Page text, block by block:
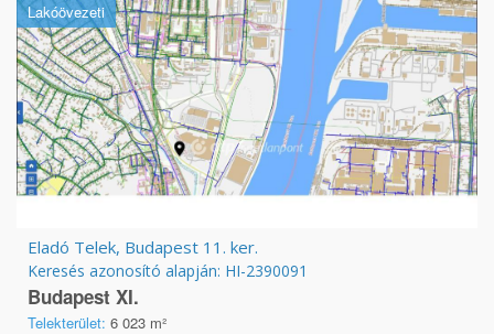
Lakóövezeti
Eladó Telek, Budapest 11. ker.
Keresés azonosító alapján: HI-2390091
Budapest XI.
Telekterület: 6 023 m²